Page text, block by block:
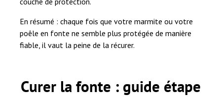
En résumé : chaque fois que votre marmite ou votre
poêle en fonte ne semble plus protégée de manière
fiable, il vaut la peine de la récurer.
Curer la fonte : guide étape